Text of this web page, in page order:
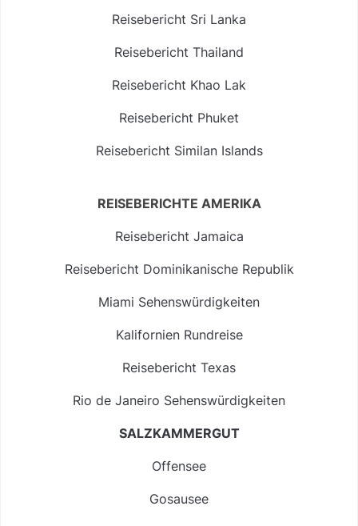
Reisebericht Sri Lanka
Reisebericht Thailand
Reisebericht Khao Lak
Reisebericht Phuket
Reisebericht Similan Islands
REISEBERICHTE AMERIKA
Reisebericht Jamaica
Reisebericht Dominikanische Republik
Miami Sehenswürdigkeiten
Kalifornien Rundreise
Reisebericht Texas
Rio de Janeiro Sehenswürdigkeiten
SALZKAMMERGUT
Offensee
Gosausee